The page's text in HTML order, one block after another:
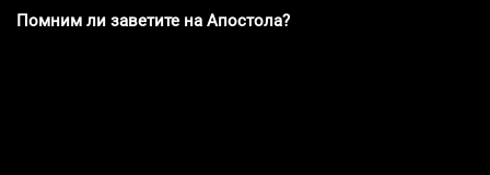
Помним ли заветите на Апостола?